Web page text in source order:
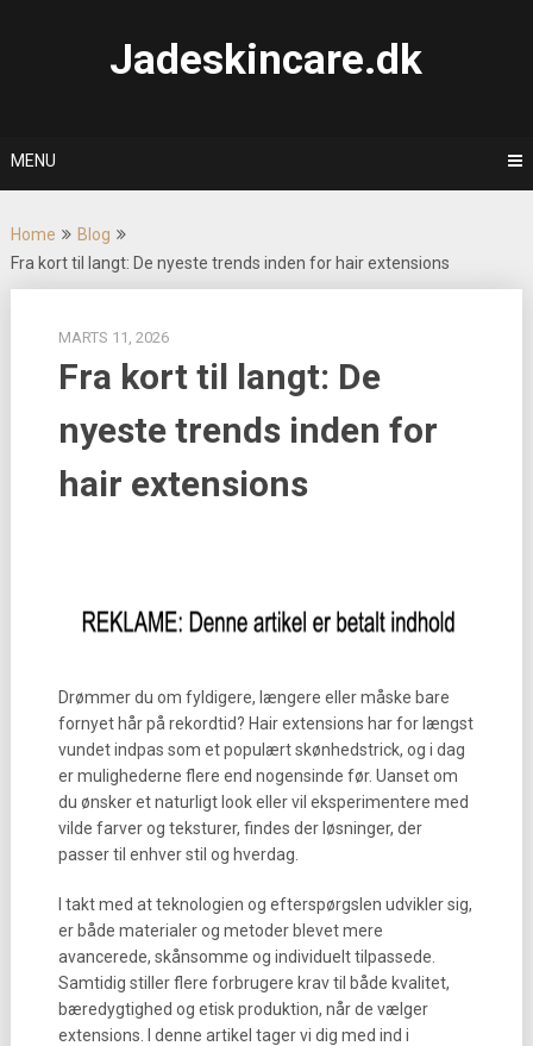
Jadeskincare.dk
MENU
Home
Blog
Fra kort til langt: De nyeste trends inden for hair extensions
MARTS 11, 2026
Fra kort til langt: De
nyeste trends inden for
hair extensions
Drømmer du om fyldigere, længere eller måske bare
fornyet hår på rekordtid? Hair extensions har for længst
vundet indpas som et populært skønhedstrick, og i dag
er mulighederne flere end nogensinde før. Uanset om
du ønsker et naturligt look eller vil eksperimentere med
vilde farver og teksturer, findes der løsninger, der
passer til enhver stil og hverdag.
I takt med at teknologien og efterspørgslen udvikler sig,
er både materialer og metoder blevet mere
avancerede, skånsomme og individuelt tilpassede.
Samtidig stiller flere forbrugere krav til både kvalitet,
bæredygtighed og etisk produktion, når de vælger
extensions. I denne artikel tager vi dig med ind i